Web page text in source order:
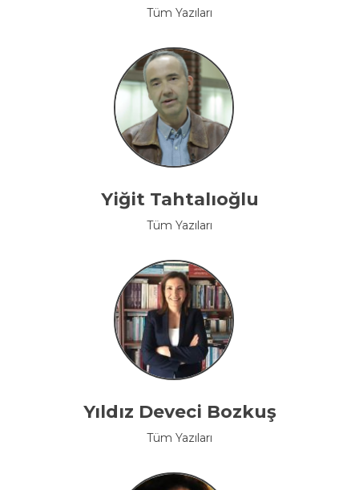
Tüm Yazıları
Yiğit Tahtalıoğlu
Tüm Yazıları
Yıldız Deveci Bozkuş
Tüm Yazıları